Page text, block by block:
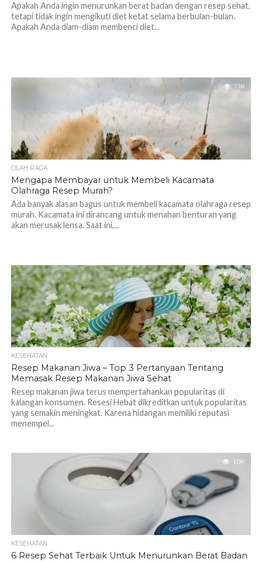
Apakah Anda ingin menurunkan berat badan dengan resep sehat,
tetapi tidak ingin mengikuti diet ketat selama berbulan-bulan.
Apakah Anda diam-diam membenci diet...
1.1K
OLAH RAGA
Mengapa Membayar untuk Membeli Kacamata
Olahraga Resep Murah?
Ada banyak alasan bagus untuk membeli kacamata olahraga resep
murah. Kacamata ini dirancang untuk menahan benturan yang
akan merusak lensa. Saat ini,...
1.2K
KESEHATAN
Resep Makanan Jiwa – Top 3 Pertanyaan Tentang
Memasak Resep Makanan Jiwa Sehat
Resep makanan jiwa terus mempertahankan popularitas di
kalangan konsumen. Resesi Hebat dikreditkan untuk popularitas
yang semakin meningkat. Karena hidangan memiliki reputasi
menempel...
1.0K
KESEHATAN
6 Resep Sehat Terbaik Untuk Menurunkan Berat Badan